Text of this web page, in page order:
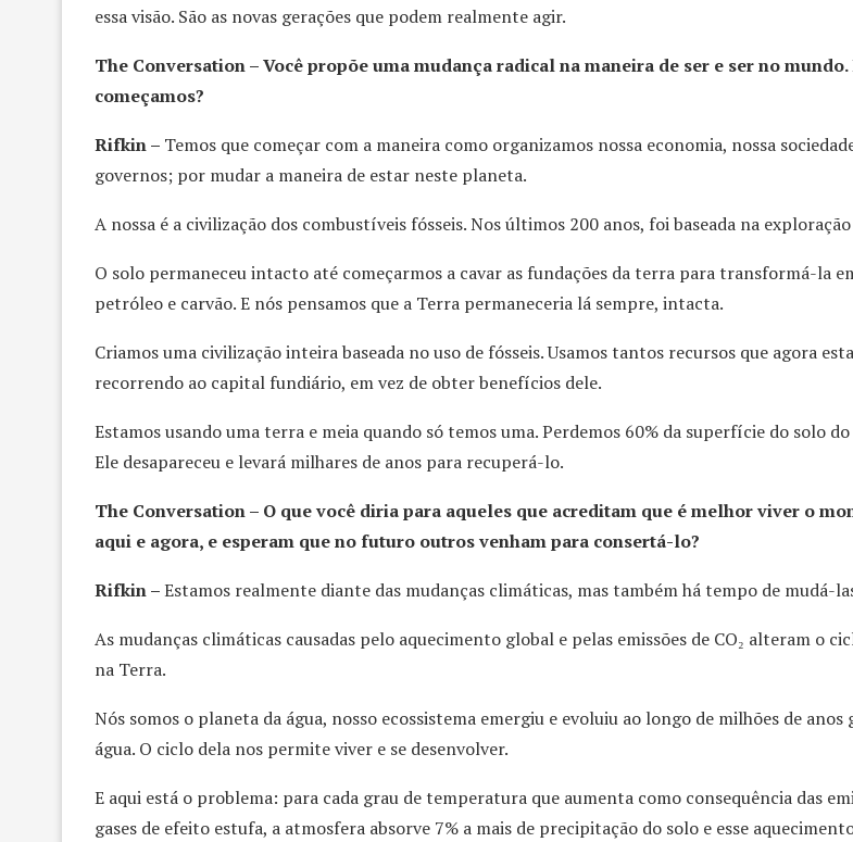
essa visão. São as novas gerações que podem realmente agir.
The Conversation – Você propõe uma mudança radical na maneira de ser e ser no
começamos?
Rifkin – Temos que começar com a maneira como organizamos nossa economia, nossa
governos; por mudar a maneira de estar neste planeta.
A nossa é a civilização dos combustíveis fósseis. Nos últimos 200 anos, foi baseada na
O solo permaneceu intacto até começarmos a cavar as fundações da terra para transformá-la
petróleo e carvão. E nós pensamos que a Terra permaneceria lá sempre, intacta.
Criamos uma civilização inteira baseada no uso de fósseis. Usamos tantos recursos que agora
recorrendo ao capital fundiário, em vez de obter benefícios dele.
Estamos usando uma terra e meia quando só temos uma. Perdemos 60% da superfície do solo
Ele desapareceu e levará milhares de anos para recuperá-lo.
The Conversation – O que você diria para aqueles que acreditam que é melhor viver o
aqui e agora, e esperam que no futuro outros venham para consertá-lo?
Rifkin –Estamos realmente diante das mudanças climáticas, mas também há tempo de mudá-
As mudanças climáticas causadas pelo aquecimento global e pelas emissões de CO₂ alteram o
na Terra.
Nós somos o planeta da água, nosso ecossistema emergiu e evoluiu ao longo de milhões de anos
água. O ciclo dela nos permite viver e se desenvolver.
E aqui está o problema: para cada grau de temperatura que aumenta como consequência das
gases de efeito estufa, a atmosfera absorve 7% a mais de precipitação do solo e esse